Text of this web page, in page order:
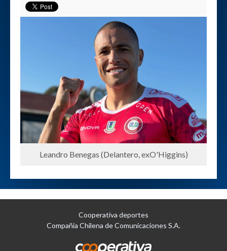
Leandro Benegas (Delantero, exO'Higgins)
Cooperativa deportes
Compañía Chilena de Comunicaciones S.A.